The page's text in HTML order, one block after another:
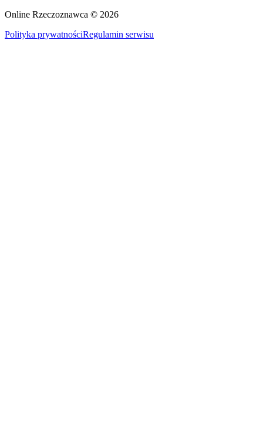
Online Rzeczoznawca © 2026
Polityka prywatnościRegulamin serwisu